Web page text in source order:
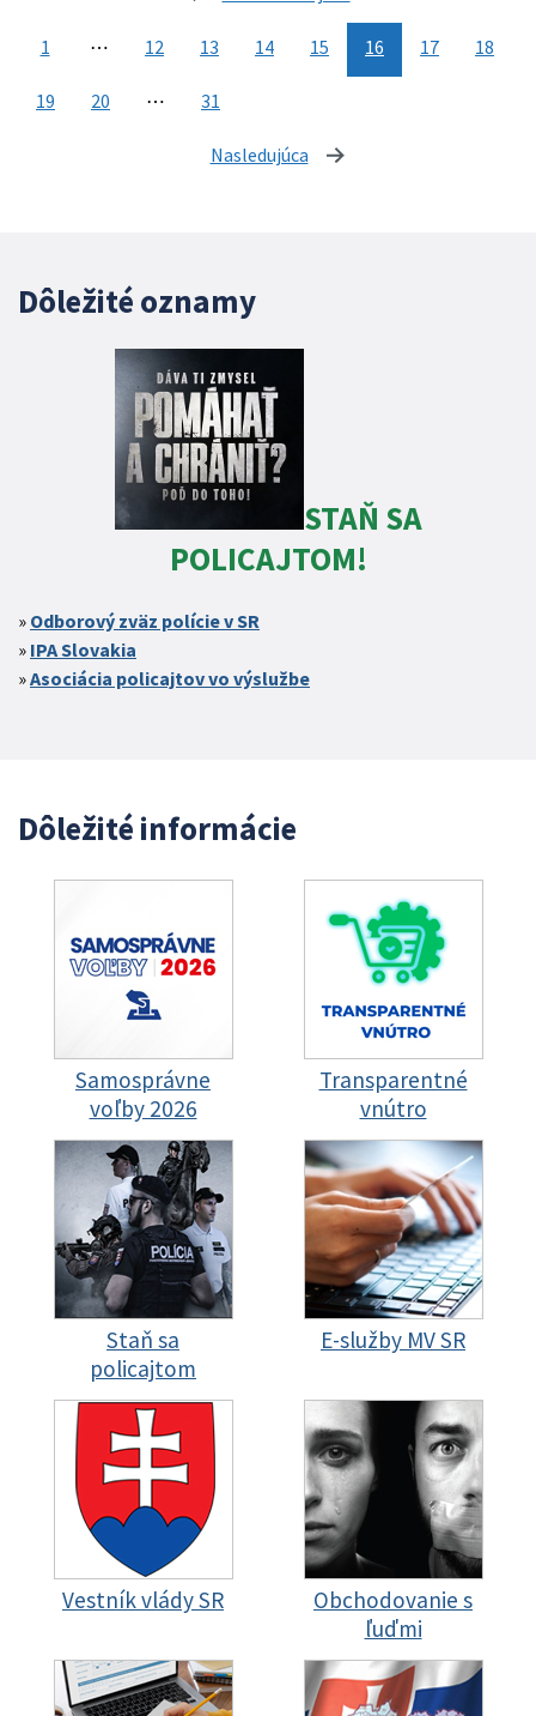
1 ⋯ 12 13 14 15 16 17 18
19 20 ⋯ 31
Nasledujúca stránka
Dôležité oznamy
STAŇ SA
POLICAJTOM!
Odborový zväz polície v SR
IPA Slovakia
Asociácia policajtov vo výslužbe
Dôležité informácie
Samosprávne
voľby 2026
Transparentné
vnútro
Staň sa
policajtom
E-služby MV SR
Vestník vlády SR
Obchodovanie s
ľuďmi